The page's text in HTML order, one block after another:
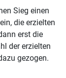
Sieg einen
die erzielten
erst die
der erzielten
gezogen.